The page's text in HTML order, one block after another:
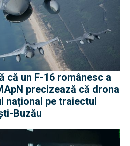
că un F-16 românesc a
precizează că drona
național pe traiectul
Buzău